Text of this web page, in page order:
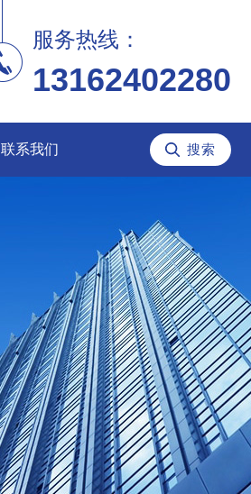
服务热线：
13162402280
联系我们